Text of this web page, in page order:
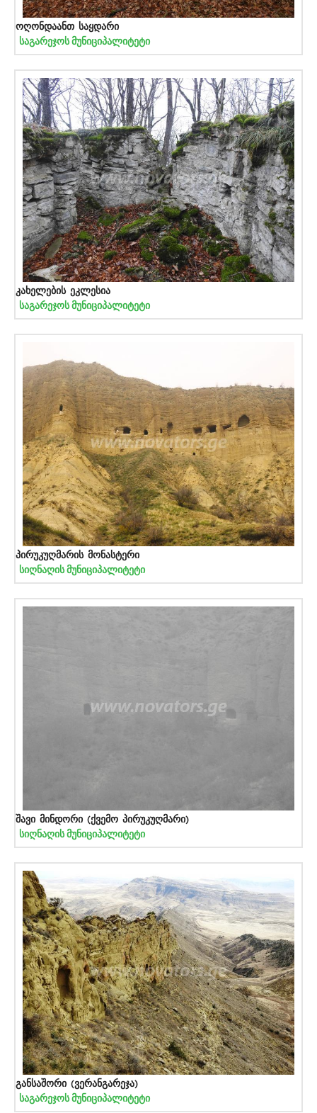
ოღონდაანთ საყდარი
საგარეჯოს მუნიციპალიტეტი
კახელების ეკლესია
საგარეჯოს მუნიციპალიტეტი
პირუკუღმარის მონასტერი
სიღნაღის მუნიციპალიტეტი
შავი მინდორი (ქვემო პირუკუღმარი)
სიღნაღის მუნიციპალიტეტი
განსაშორი (ვერანგარეჯა)
საგარეჯოს მუნიციპალიტეტი